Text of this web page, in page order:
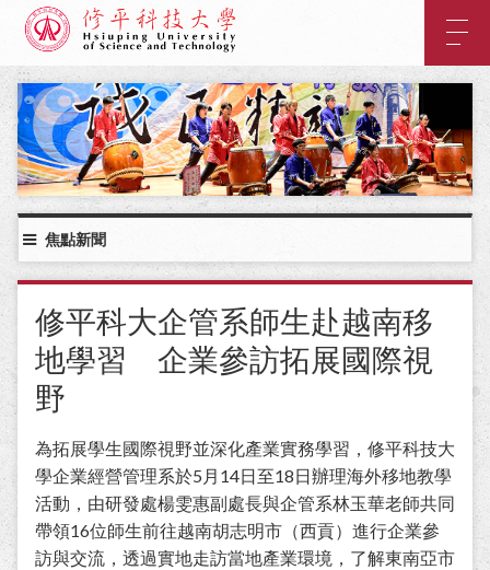
內
容
區
塊
:::
焦點新聞
修平科大企管系師生赴越南移
地學習 企業參訪拓展國際視
野
為拓展學生國際視野並深化產業實務學習，修平科技大
學企業經營管理系於5月14日至18日辦理海外移地教學
活動，由研發處楊雯惠副處長與企管系林玉華老師共同
帶領16位師生前往越南胡志明市（西貢）進行企業參
訪與交流，透過實地走訪當地產業環境，了解東南亞市